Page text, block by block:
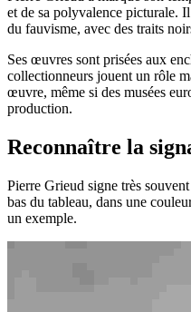
et de sa polyvalence picturale.
du fauvisme, avec des traits
Ses œuvres sont prisées aux
collectionneurs jouent un rôle
œuvre, même si des musées
production.
Reconnaître la
Pierre Grieud signe très
bas du tableau, dans une
un exemple.